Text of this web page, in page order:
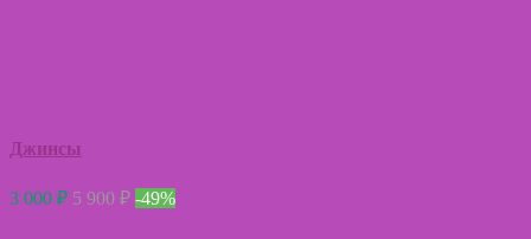
Джинсы
3 000 ₽ 5 900 ₽ -49%